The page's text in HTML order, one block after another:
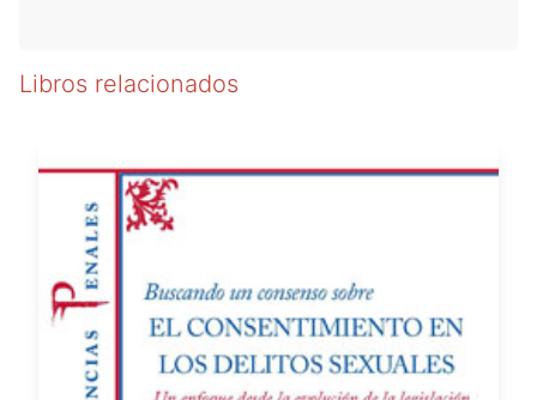
Libros relacionados